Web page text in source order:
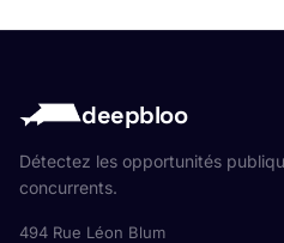
deepbloo
Détectez les opportunités
concurrents.
494 Rue Léon Blum